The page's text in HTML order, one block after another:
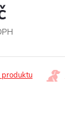
produktu